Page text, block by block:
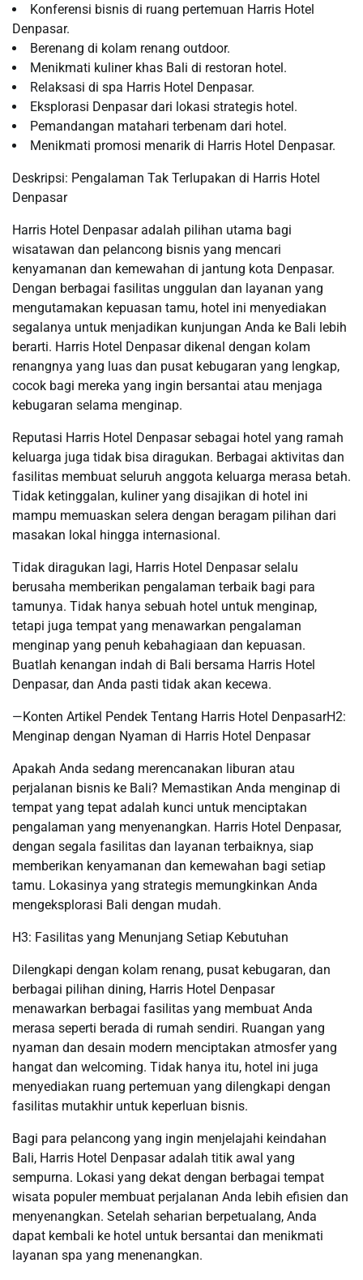
Konferensi bisnis di ruang pertemuan Harris Hotel
Denpasar.
Berenang di kolam renang outdoor.
Menikmati kuliner khas Bali di restoran hotel.
Relaksasi di spa Harris Hotel Denpasar.
Eksplorasi Denpasar dari lokasi strategis hotel.
Pemandangan matahari terbenam dari hotel.
Menikmati promosi menarik di Harris Hotel Denpasar.
Deskripsi: Pengalaman Tak Terlupakan di Harris Hotel
Denpasar
Harris Hotel Denpasar adalah pilihan utama bagi
wisatawan dan pelancong bisnis yang mencari
kenyamanan dan kemewahan di jantung kota Denpasar.
Dengan berbagai fasilitas unggulan dan layanan yang
mengutamakan kepuasan tamu, hotel ini menyediakan
segalanya untuk menjadikan kunjungan Anda ke Bali lebih
berarti. Harris Hotel Denpasar dikenal dengan kolam
renangnya yang luas dan pusat kebugaran yang lengkap,
cocok bagi mereka yang ingin bersantai atau menjaga
kebugaran selama menginap.
Reputasi Harris Hotel Denpasar sebagai hotel yang ramah
keluarga juga tidak bisa diragukan. Berbagai aktivitas dan
fasilitas membuat seluruh anggota keluarga merasa betah.
Tidak ketinggalan, kuliner yang disajikan di hotel ini
mampu memuaskan selera dengan beragam pilihan dari
masakan lokal hingga internasional.
Tidak diragukan lagi, Harris Hotel Denpasar selalu
berusaha memberikan pengalaman terbaik bagi para
tamunya. Tidak hanya sebuah hotel untuk menginap,
tetapi juga tempat yang menawarkan pengalaman
menginap yang penuh kebahagiaan dan kepuasan.
Buatlah kenangan indah di Bali bersama Harris Hotel
Denpasar, dan Anda pasti tidak akan kecewa.
—Konten Artikel Pendek Tentang Harris Hotel DenpasarH2:
Menginap dengan Nyaman di Harris Hotel Denpasar
Apakah Anda sedang merencanakan liburan atau
perjalanan bisnis ke Bali? Memastikan Anda menginap di
tempat yang tepat adalah kunci untuk menciptakan
pengalaman yang menyenangkan. Harris Hotel Denpasar,
dengan segala fasilitas dan layanan terbaiknya, siap
memberikan kenyamanan dan kemewahan bagi setiap
tamu. Lokasinya yang strategis memungkinkan Anda
mengeksplorasi Bali dengan mudah.
H3: Fasilitas yang Menunjang Setiap Kebutuhan
Dilengkapi dengan kolam renang, pusat kebugaran, dan
berbagai pilihan dining, Harris Hotel Denpasar
menawarkan berbagai fasilitas yang membuat Anda
merasa seperti berada di rumah sendiri. Ruangan yang
nyaman dan desain modern menciptakan atmosfer yang
hangat dan welcoming. Tidak hanya itu, hotel ini juga
menyediakan ruang pertemuan yang dilengkapi dengan
fasilitas mutakhir untuk keperluan bisnis.
Bagi para pelancong yang ingin menjelajahi keindahan
Bali, Harris Hotel Denpasar adalah titik awal yang
sempurna. Lokasi yang dekat dengan berbagai tempat
wisata populer membuat perjalanan Anda lebih efisien dan
menyenangkan. Setelah seharian berpetualang, Anda
dapat kembali ke hotel untuk bersantai dan menikmati
layanan spa yang menenangkan.